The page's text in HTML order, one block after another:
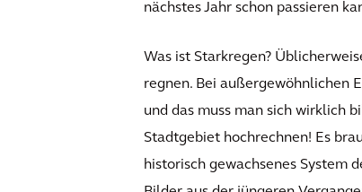
nächstes Jahr schon passieren
Was ist Starkregen?
regnen. Bei außergewöhnlichen
und das muss man sich wirklich
Stadtgebiet hochrechnen! Es
historisch gewachsenes System